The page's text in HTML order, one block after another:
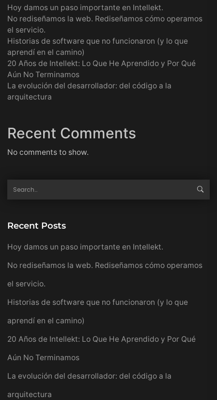
Hoy damos un paso importante en Intellekt.
No rediseñamos la web. Rediseñamos cómo operamos
el servicio.
Historias de software que no funcionaron (y lo que
aprendí en el camino)
20 Años de Intellekt: Lo Que He Aprendido y Por Qué
Aún No Terminamos
La evolución del desarrollador: del código a la
arquitectura
Recent Comments
No comments to show.
Recent Posts
Hoy damos un paso importante en Intellekt.
No rediseñamos la web. Rediseñamos cómo operamos
el servicio.
Historias de software que no funcionaron (y lo que
aprendí en el camino)
20 Años de Intellekt: Lo Que He Aprendido y Por Qué
Aún No Terminamos
La evolución del desarrollador: del código a la
arquitectura